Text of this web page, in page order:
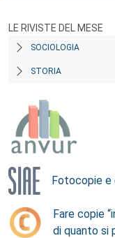
LE RIVISTE DEL MESE
SOCIOLOGIA
STORIA
Fotocopie e
Fare copie
di quanto si